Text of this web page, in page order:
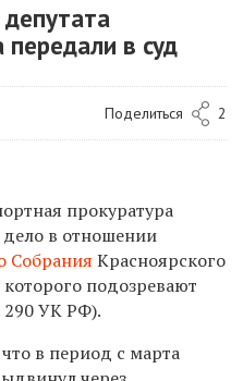
передали в суд
Поделиться 2
прокуратура
дело в отношении
Собрания Красноярского
которого подозревают
290 УК РФ).
в период с марта